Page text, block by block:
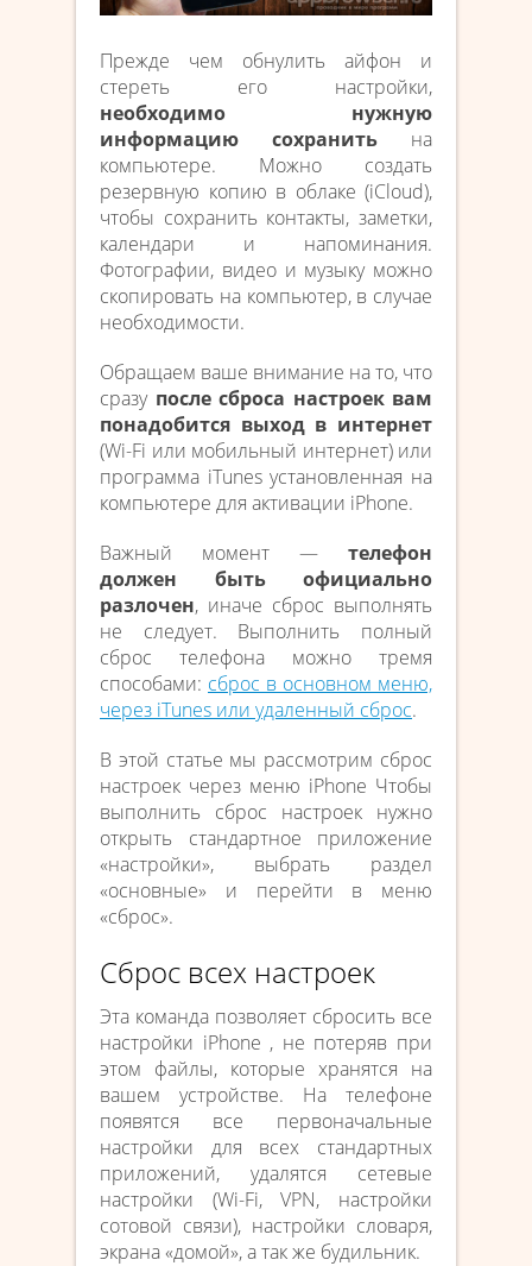
Прежде чем обнулить айфон и
стереть его настройки,
необходимо нужную
информацию сохранить на
компьютере. Можно создать
резервную копию в облаке (iCloud),
чтобы сохранить контакты, заметки,
календари и напоминания.
Фотографии, видео и музыку можно
скопировать на компьютер, в случае
необходимости.
Обращаем ваше внимание на то, что
сразу после сброса настроек вам
понадобится выход в интернет
(Wi-Fi или мобильный интернет) или
программа iTunes установленная на
компьютере для активации iPhone.
Важный момент — телефон
должен быть официально
разлочен, иначе сброс выполнять
не следует. Выполнить полный
сброс телефона можно тремя
способами: сброс в основном меню,
через iTunes или удаленный сброс.
В этой статье мы рассмотрим сброс
настроек через меню iPhone Чтобы
выполнить сброс настроек нужно
открыть стандартное приложение
«настройки», выбрать раздел
«основные» и перейти в меню
«сброс».
Сброс всех настроек
Эта команда позволяет сбросить все
настройки iPhone , не потеряв при
этом файлы, которые хранятся на
вашем устройстве. На телефоне
появятся все первоначальные
настройки для всех стандартных
приложений, удалятся сетевые
настройки (Wi-Fi, VPN, настройки
сотовой связи), настройки словаря,
экрана «домой», а так же будильник.